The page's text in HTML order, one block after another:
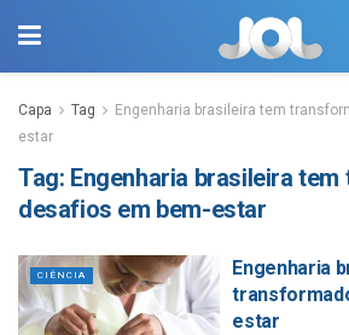
Capa Tag
Engenharia brasileira tem
estar
Tag: Engenharia brasileira
desafios em bem-estar
CIÊNCIA
Engenharia
estar